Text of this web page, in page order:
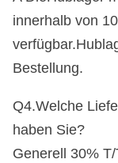
innerhalb von
verfügbar.
Bestellung.
Q4.Welche
haben Sie?
Generell 30%